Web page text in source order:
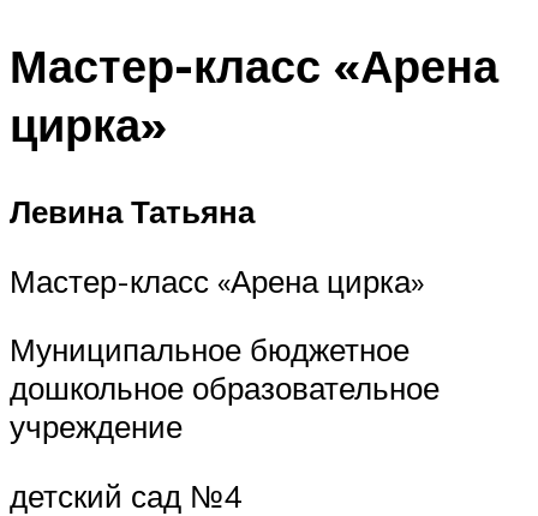
Мастер-класс «Арена
цирка»
Левина Татьяна
Мастер-класс «Арена цирка»
Муниципальное бюджетное
дошкольное образовательное
учреждение
детский сад №4